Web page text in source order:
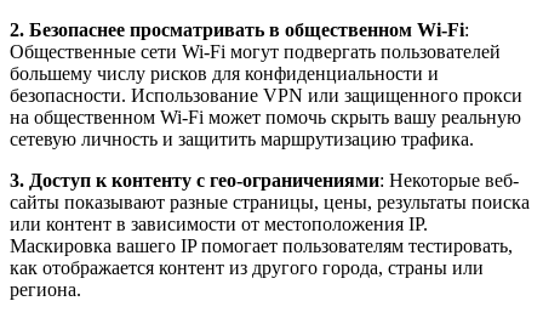
2. Безопаснее просматривать в общественном Wi-Fi:
Общественные сети Wi-Fi могут подвергать пользователей
большему числу рисков для конфиденциальности и
безопасности. Использование VPN или защищенного прокси
на общественном Wi-Fi может помочь скрыть вашу реальную
сетевую личность и защитить маршрутизацию трафика.
3. Доступ к контенту с гео-ограничениями: Некоторые веб-
сайты показывают разные страницы, цены, результаты поиска
или контент в зависимости от местоположения IP.
Маскировка вашего IP помогает пользователям тестировать,
как отображается контент из другого города, страны или
региона.